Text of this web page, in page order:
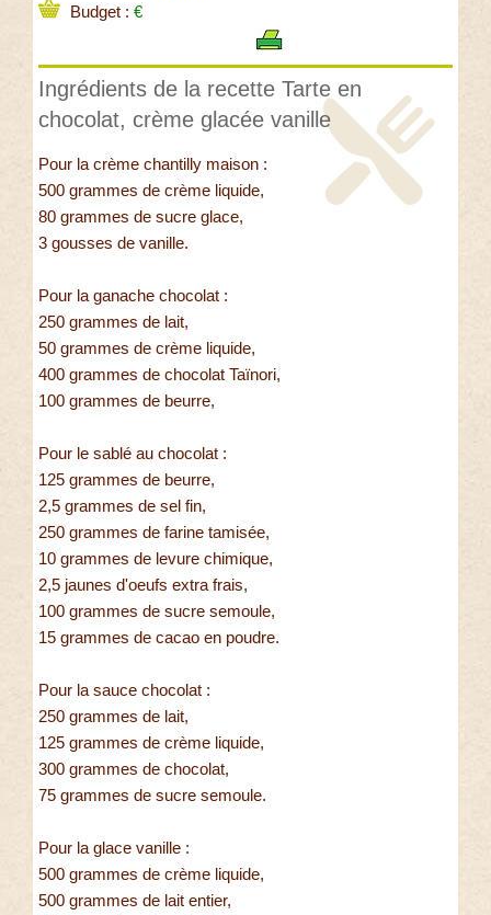
Budget : €
Ingrédients de la recette Tarte en
chocolat, crème glacée vanille
Pour la crème chantilly maison :
500 grammes de crème liquide,
80 grammes de sucre glace,
3 gousses de vanille.
Pour la ganache chocolat :
250 grammes de lait,
50 grammes de crème liquide,
400 grammes de chocolat Taïnori,
100 grammes de beurre,
Pour le sablé au chocolat :
125 grammes de beurre,
2,5 grammes de sel fin,
250 grammes de farine tamisée,
10 grammes de levure chimique,
2,5 jaunes d'oeufs extra frais,
100 grammes de sucre semoule,
15 grammes de cacao en poudre.
Pour la sauce chocolat :
250 grammes de lait,
125 grammes de crème liquide,
300 grammes de chocolat,
75 grammes de sucre semoule.
Pour la glace vanille :
500 grammes de crème liquide,
500 grammes de lait entier,